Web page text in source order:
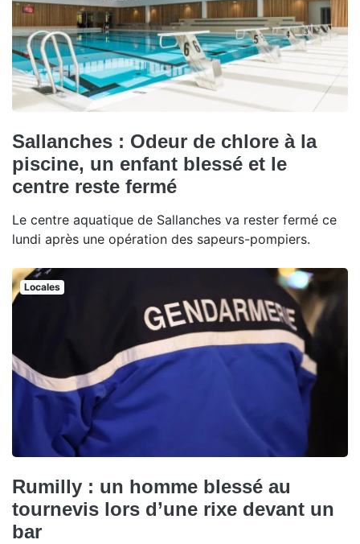
Sallanches : Odeur de chlore à la
piscine, un enfant blessé et le
centre reste fermé
Le centre aquatique de Sallanches va rester fermé ce
lundi après une opération des sapeurs-pompiers.
Locales
Rumilly : un homme blessé au
tournevis lors d’une rixe devant un
bar